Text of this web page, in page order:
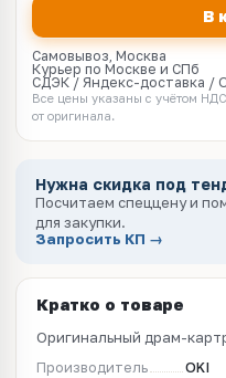
В
Самовывоз, Москва
Курьер по Москве и СПб
СДЭК / Яндекс-доставка /
Все цены указаны с учётом
от оригинала.
Нужна скидка под
Посчитаем спеццену и
для закупки.
Запросить КП →
Кратко о товаре
Оригинальный драм-
Производитель
OKI